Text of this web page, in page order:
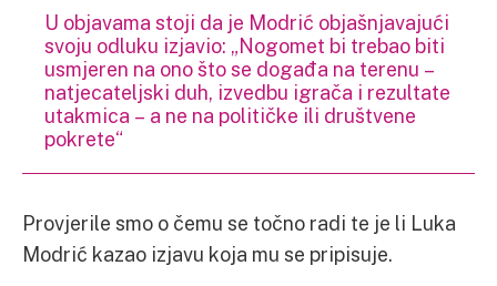
U objavama stoji da je Modrić objašnjavajući
svoju odluku izjavio: „Nogomet bi trebao biti
usmjeren na ono što se događa na terenu –
natjecateljski duh, izvedbu igrača i rezultate
utakmica – a ne na političke ili društvene
pokrete“
Provjerile smo o čemu se točno radi te je li Luka
Modrić kazao izjavu koja mu se pripisuje.